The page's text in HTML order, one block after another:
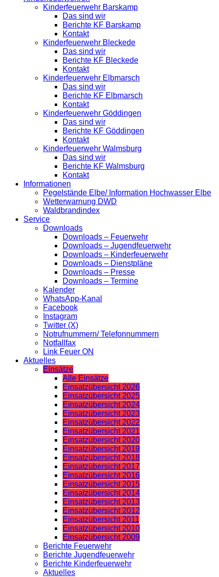
Kinderfeuerwehr Barskamp
Das sind wir
Berichte KF Barskamp
Kontakt
Kinderfeuerwehr Bleckede
Das sind wir
Berichte KF Bleckede
Kontakt
Kinderfeuerwehr Elbmarsch
Das sind wir
Berichte KF Elbmarsch
Kontakt
Kinderfeuerwehr Göddingen
Das sind wir
Berichte KF Göddingen
Kontakt
Kinderfeuerwehr Walmsburg
Das sind wir
Berichte KF Walmsburg
Kontakt
Informationen
Pegelstände Elbe/ Information Hochwasser Elbe
Wetterwarnung DWD
Waldbrandindex
Service
Downloads
Downloads – Feuerwehr
Downloads – Jugendfeuerwehr
Downloads – Kinderfeuerwehr
Downloads – Dienstpläne
Downloads – Presse
Downloads – Termine
Kalender
WhatsApp-Kanal
Facebook
Instagram
Twitter (X)
Notrufnummern/ Telefonnummern
Notfallfax
Link Feuer ON
Aktuelles
Einsätze
Alle Einsätze
Einsatzübersicht 2026
Einsatzübersicht 2025
Einsatzübersicht 2024
Einsatzübersicht 2023
Einsatzübersicht 2022
Einsatzübersicht 2021
Einsatzübersicht 2020
Einsatzübersicht 2019
Einsatzübersicht 2018
Einsatzübersicht 2017
Einsatzübersicht 2016
Einsatzübersicht 2015
Einsatzübersicht 2014
Einsatzübersicht 2013
Einsatzübersicht 2012
Einsatzübersicht 2011
Einsatzübersicht 2010
Einsatzübersicht 2009
Berichte Feuerwehr
Berichte Jugendfeuerwehr
Berichte Kinderfeuerwehr
Aktuelles